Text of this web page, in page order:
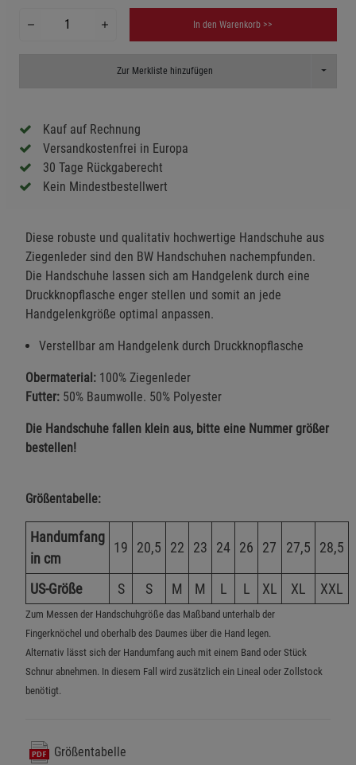
In den Warenkorb >>
Zur Merkliste hinzufügen Toggle
Kauf auf Rechnung
Versandkostenfrei in Europa
30 Tage Rückgaberecht
Kein Mindestbestellwert
Diese robuste und qualitativ hochwertige Handschuhe aus
Ziegenleder sind den BW Handschuhen nachempfunden.
Die Handschuhe lassen sich am Handgelenk durch eine
Druckknopflasche enger stellen und somit an jede
Handgelenkgröße optimal anpassen.
Verstellbar am Handgelenk durch Druckknopflasche
Obermaterial: 100% Ziegenleder
Futter: 50% Baumwolle. 50% Polyester
Die Handschuhe fallen klein aus, bitte eine Nummer größer
bestellen!
Größentabelle:
Handumfang
in cm
19 20,5 22 23 24 26 27 27,5 28,5
US-Größe S S M M L L XL XL XXL
Zum Messen der Handschuhgröße das Maßband unterhalb der
Fingerknöchel und oberhalb des Daumes über die Hand legen.
Alternativ lässt sich der Handumfang auch mit einem Band oder Stück
Schnur abnehmen. In diesem Fall wird zusätzlich ein Lineal oder Zollstock
benötigt.
Größentabelle